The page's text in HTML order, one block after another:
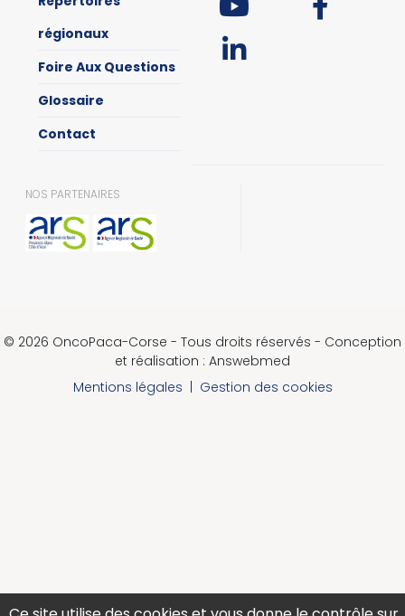
régionaux
Foire Aux Questions
Glossaire
Contact
NOS PARTENAIRES
© 2026 OncoPaca-Corse - Tous droits réservés - Conception
et réalisation : Answebmed
Mentions légales | Gestion des cookies